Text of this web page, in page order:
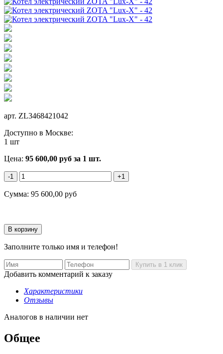
арт. ZL3468421042
Доступно в Москве:
1 шт
Цена: 95 600,00 руб за 1 шт.
-1 +1
Сумма: 95 600,00 руб
Заполните только имя и телефон!
Добавить комментарий к заказу
Характеристики
Отзывы
Аналогов в наличии нет
Общее